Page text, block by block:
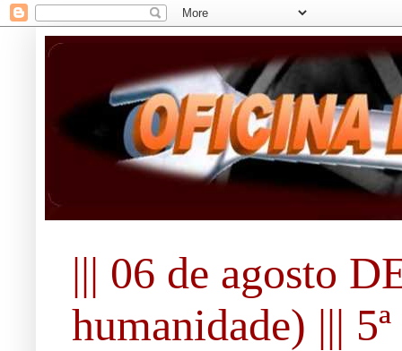
||| 06 de agosto
humanidade) |||